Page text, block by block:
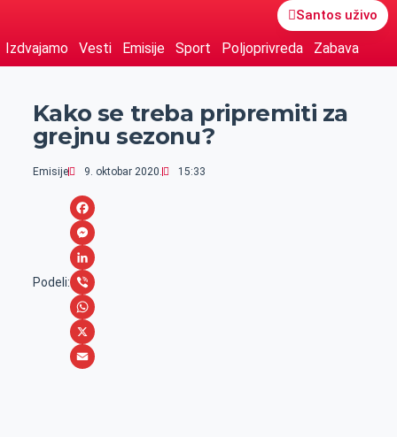
Santos uživo
Izdvajamo Vesti Emisije Sport Poljoprivreda Zabava
Kako se treba pripremiti za
grejnu sezonu?
Emisije 9. oktobar 2020. 15:33
Podeli:
F
a
c
e
b
o
M
e
s
s
e
L
i
n
k
V
i
b
W
h
X